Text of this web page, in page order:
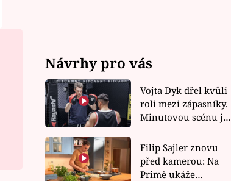
Návrhy pro vás
Vojta Dyk dřel kvůli
roli mezi zápasníky.
Minutovou scénu jel
Filip Sajler znovu
před kamerou: Na
Primě ukáže